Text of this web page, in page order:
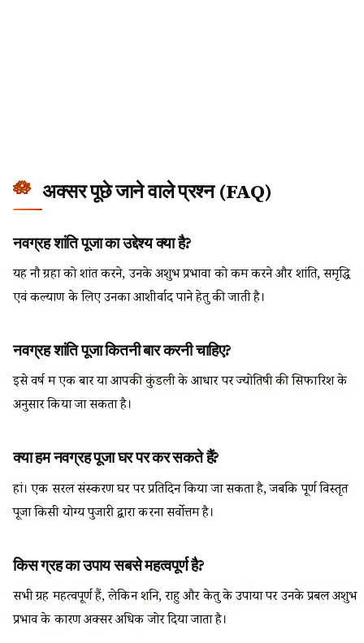
अक्सर पूछे जाने वाले प्रश्न (FAQ)
नवग्रह शांति पूजा का उद्देश्य क्या है?
यह नौ ग्रहों को शांत करने, उनके अशुभ प्रभावों को कम करने और शांति, समृद्धि
एवं कल्याण के लिए उनका आशीर्वाद पाने हेतु की जाती है।
नवग्रह शांति पूजा कितनी बार करनी चाहिए?
इसे वर्ष में एक बार या आपकी कुंडली के आधार पर ज्योतिषी की सिफारिश के
अनुसार किया जा सकता है।
क्या हम नवग्रह पूजा घर पर कर सकते हैं?
हां। एक सरल संस्करण घर पर प्रतिदिन किया जा सकता है, जबकि पूर्ण विस्तृत
पूजा किसी योग्य पुजारी द्वारा करना सर्वोत्तम है।
किस ग्रह का उपाय सबसे महत्वपूर्ण है?
सभी ग्रह महत्वपूर्ण हैं, लेकिन शनि, राहु और केतु के उपायों पर उनके प्रबल अशुभ
प्रभाव के कारण अक्सर अधिक जोर दिया जाता है।